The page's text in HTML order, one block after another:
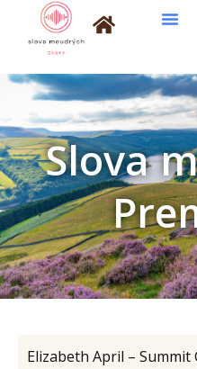
Přeskočit
Slova
Elizabeth April – Summit